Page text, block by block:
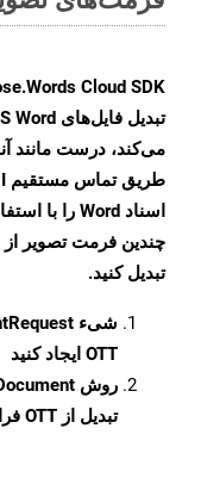
تبدیل کنید.
شیء
OTT ایجاد کنید
روش
تبدیل از OTT فراخوانی کنید.